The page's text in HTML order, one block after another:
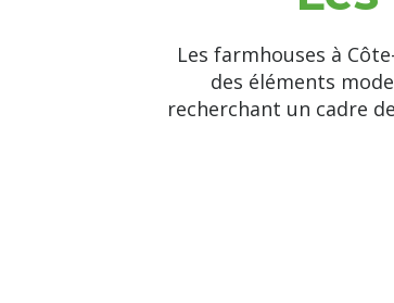
Les farmhouses à
des éléments
recherchant un cadre